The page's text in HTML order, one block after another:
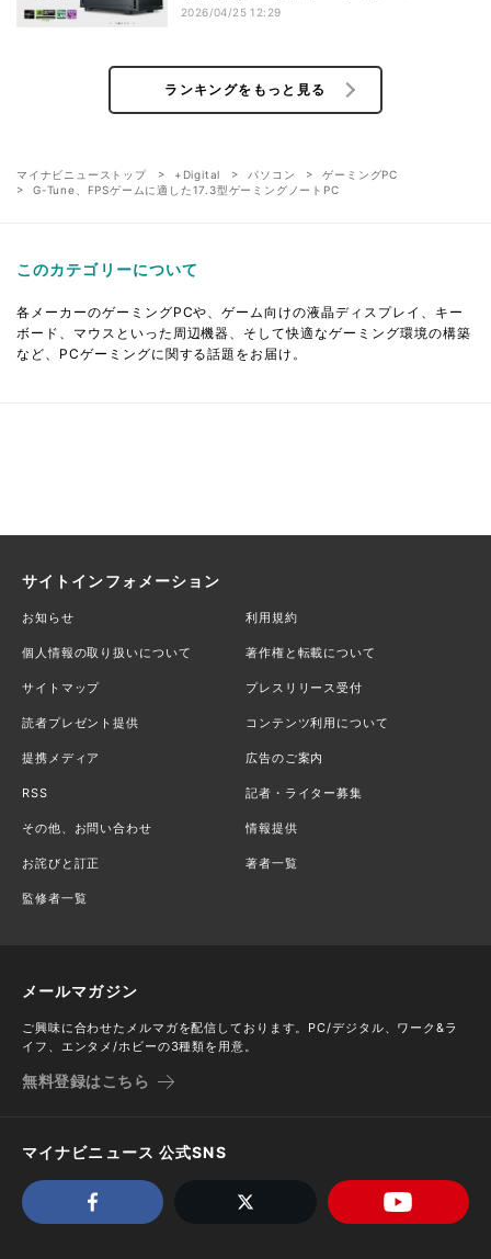
2026/04/25 12:29
ランキングをもっと見る
マイナビニューストップ +Digital パソコン
ゲーミングPC
G-Tune、FPSゲームに適した17.3型ゲーミングノートPC
このカテゴリーについて
各メーカーのゲーミングPCや、ゲーム向けの液晶ディスプレイ、キー
ボード、マウスといった周辺機器、そして快適なゲーミング環境の構築
など、PCゲーミングに関する話題をお届け。
サイトインフォメーション
お知らせ 利用規約
個人情報の取り扱いについて 著作権と転載について
サイトマップ プレスリリース受付
読者プレゼント提供 コンテンツ利用について
提携メディア 広告のご案内
RSS 記者・ライター募集
その他、お問い合わせ 情報提供
お詫びと訂正 著者一覧
監修者一覧
メールマガジン
ご興味に合わせたメルマガを配信しております。PC/デジタル、ワーク&ラ
イフ、エンタメ/ホビーの3種類を用意。
無料登録はこちら
マイナビニュース 公式SNS